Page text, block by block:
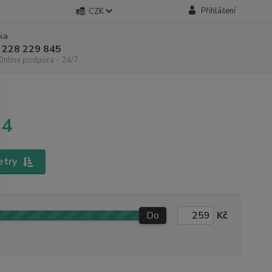
CZK Přihlášení
228 229 845
Online podpora - 24/7
Do Kč